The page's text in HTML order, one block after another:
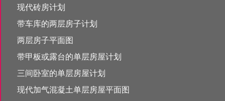
现代砖房计划
带车库的两层房子计划
两层房子平面图
带甲板或露台的单层房屋计划
三间卧室的单层房屋计划
现代加气混凝土单层房屋平面图